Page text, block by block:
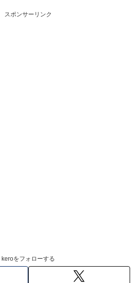
スポンサーリンク
keroをフォローする